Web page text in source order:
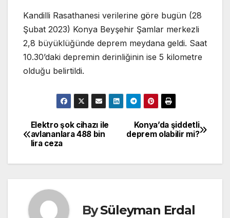
Kandilli Rasathanesi verilerine göre bugün (28
Şubat 2023) Konya Beyşehir Şamlar merkezli
2,8 büyüklüğünde deprem meydana geldi. Saat
10.30’daki depremin derinliğinin ise 5 kilometre
olduğu belirtildi.
Yazı
gezinmesi
Konya’da şiddetli
deprem olabilir mi?
Elektro şok cihazı ile
avlananlara 488 bin
lira ceza
BySüleyman Erdal